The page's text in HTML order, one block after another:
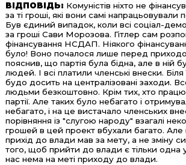
ВІДПОВІДЬ: Комуністів ніхто не
за ті гроші, які вони самі
Був єдиний випадок, коли всі соціал-
за гроші Сави Морозова. Гітлер сам
фінансування НСДАП. Ніякого
було! Воно почалося лише перед
пояснив, що партія була бідна, але в ній
людей. І всі платили членські внески.
будо досить на централізовані заходи.
людьми безкоштовно. Крім тих, хто
партії. Але таких було небагато і
небагато, і на це вистачало членських
порівняння із "слугою народу" взагалі
грошей в цей проект вбухали багато.
прихід до влади мав за мету, а не зміну
того, щоб прийти до влади є тільки одна
нас нема на меті приходу до влади.